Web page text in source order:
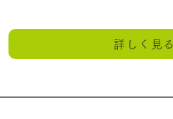
詳しく見る